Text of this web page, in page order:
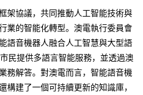
架協議，共同推動人工智能技術與
業的智能化轉型。澳電執行委員會
語音機器人融合人工智慧與大型語
民提供多語言智能服務，並透過澳
務解答。對澳電而言，智能語音機
構建了一個可持續更新的知識庫，